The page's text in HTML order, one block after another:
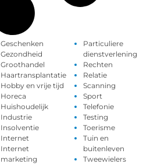
Geschenken
Gezondheid
Groothandel
Haartransplantatie
Hobby en vrije tijd
Horeca
Huishoudelijk
Industrie
Insolventie
Internet
Internet
marketing
Particuliere
dienstverlening
Rechten
Relatie
Scanning
Sport
Telefonie
Testing
Toerisme
Tuin en
buitenleven
Tweewielers